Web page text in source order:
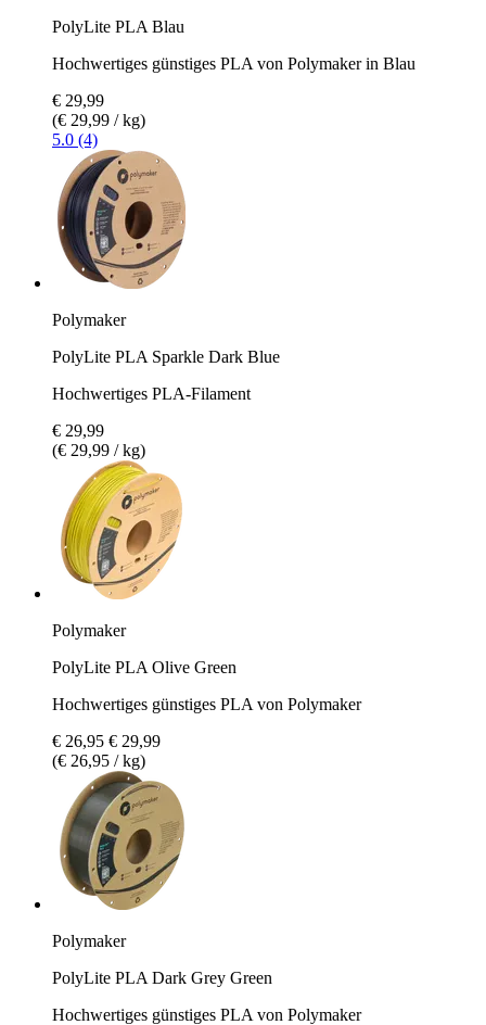
PolyLite PLA Blau
Hochwertiges günstiges PLA von Polymaker in Blau
€ 29,99
(€ 29,99 / kg)
5.0 (4)
Polymaker
PolyLite PLA Sparkle Dark Blue
Hochwertiges PLA-Filament
€ 29,99
(€ 29,99 / kg)
Polymaker
PolyLite PLA Olive Green
Hochwertiges günstiges PLA von Polymaker
€ 26,95 € 29,99
(€ 26,95 / kg)
Polymaker
PolyLite PLA Dark Grey Green
Hochwertiges günstiges PLA von Polymaker